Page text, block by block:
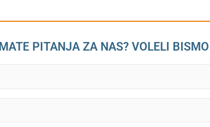
IMATE PITANJA ZA NAS? VOLELI